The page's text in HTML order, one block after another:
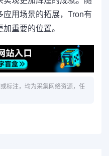
用场景的拓展，Tron有
重要的位置。
标注，均为采集网络资源，任